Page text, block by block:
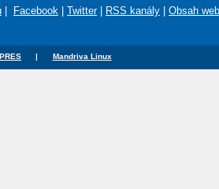
Facebook Twitter| RSS kanály Obsah
| Mandriva Linux